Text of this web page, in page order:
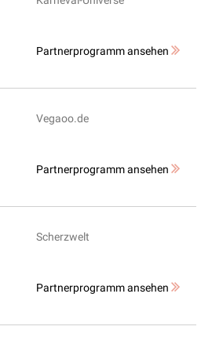
Partnerprogramm ansehen
Vegaoo.de
Partnerprogramm ansehen
Scherzwelt
Partnerprogramm ansehen